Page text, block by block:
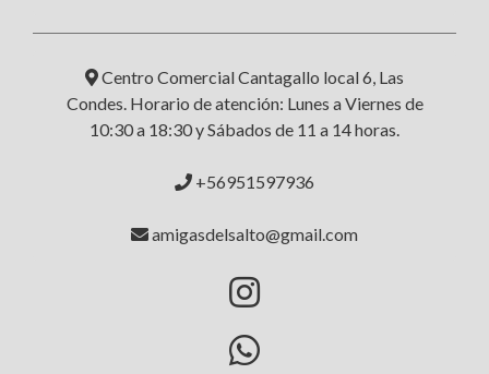
Centro Comercial Cantagallo local 6, Las
Condes. Horario de atención: Lunes a Viernes de
10:30 a 18:30 y Sábados de 11 a 14 horas.
+56951597936
amigasdelsalto@gmail.com